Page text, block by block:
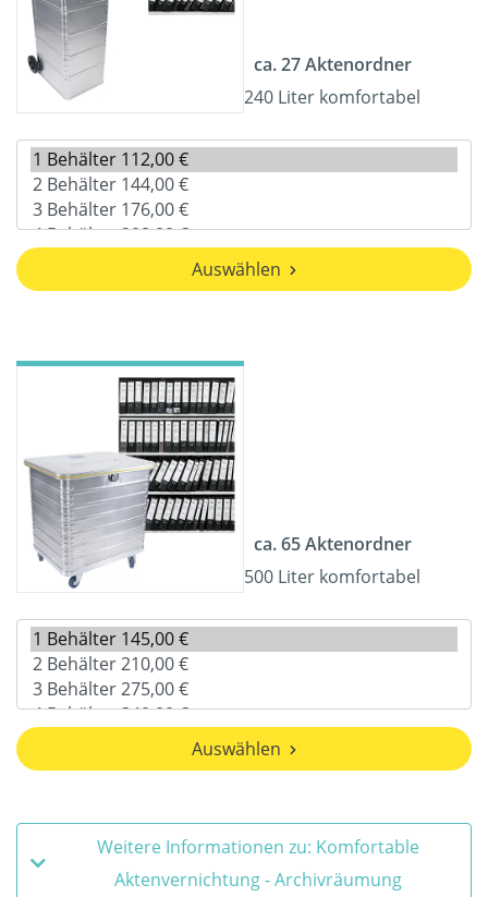
ca. 27 Aktenordner
240 Liter komfortabel
Auswählen
ca. 65 Aktenordner
500 Liter komfortabel
Auswählen
Weitere Informationen zu: Komfortable
Aktenvernichtung - Archivräumung